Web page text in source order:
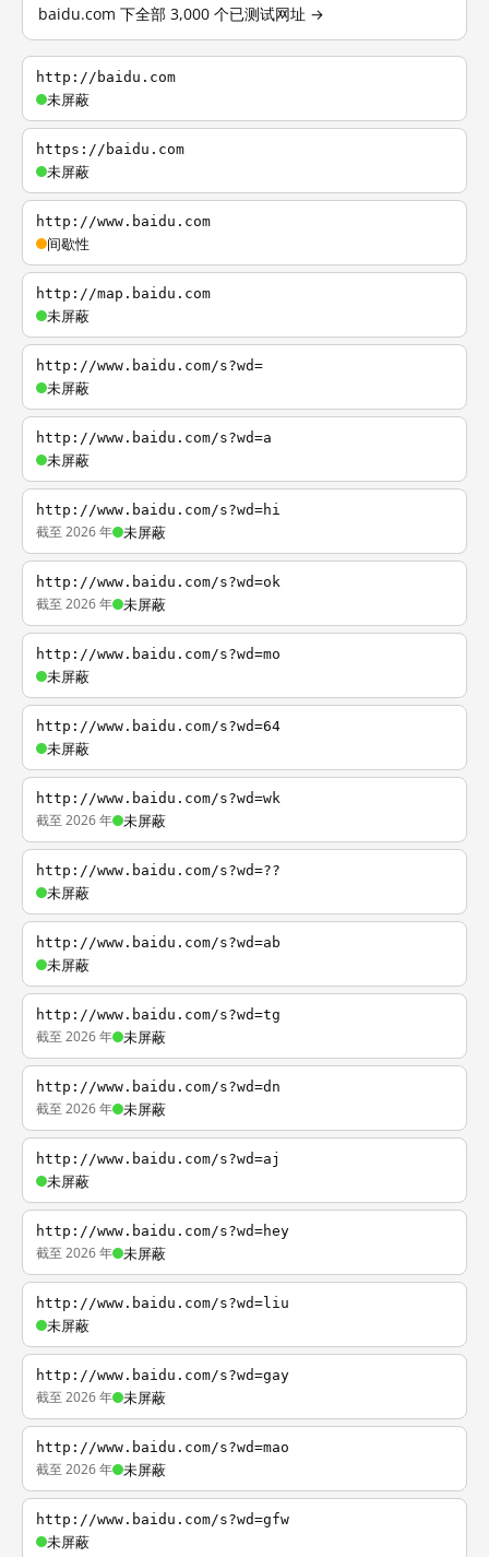
baidu.com 下全部 3,000 个已测试网址 →
http://baidu.com
未屏蔽
https://baidu.com
未屏蔽
http://www.baidu.com
间歇性
http://map.baidu.com
未屏蔽
http://www.baidu.com/s?wd=
未屏蔽
http://www.baidu.com/s?wd=a
未屏蔽
http://www.baidu.com/s?wd=hi
截至 2026 年 未屏蔽
http://www.baidu.com/s?wd=ok
截至 2026 年 未屏蔽
http://www.baidu.com/s?wd=mo
未屏蔽
http://www.baidu.com/s?wd=64
未屏蔽
http://www.baidu.com/s?wd=wk
截至 2026 年 未屏蔽
http://www.baidu.com/s?wd=??
未屏蔽
http://www.baidu.com/s?wd=ab
未屏蔽
http://www.baidu.com/s?wd=tg
截至 2026 年 未屏蔽
http://www.baidu.com/s?wd=dn
截至 2026 年 未屏蔽
http://www.baidu.com/s?wd=aj
未屏蔽
http://www.baidu.com/s?wd=hey
截至 2026 年 未屏蔽
http://www.baidu.com/s?wd=liu
未屏蔽
http://www.baidu.com/s?wd=gay
截至 2026 年 未屏蔽
http://www.baidu.com/s?wd=mao
截至 2026 年 未屏蔽
http://www.baidu.com/s?wd=gfw
未屏蔽